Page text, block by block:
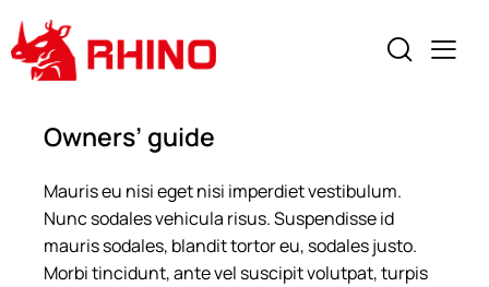
Owners’ guide
Mauris eu nisi eget nisi imperdiet vestibulum.
Nunc sodales vehicula risus. Suspendisse id
mauris sodales, blandit tortor eu, sodales justo.
Morbi tincidunt, ante vel suscipit volutpat, turpis